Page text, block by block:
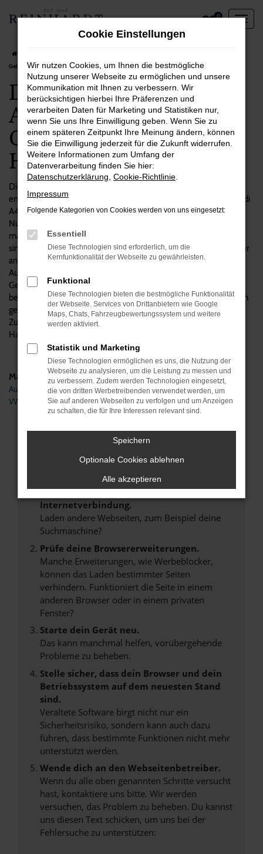
Zum
0
Gebrauchtwagen in Hannover
Das spricht für einen
Audi A4
Gebrauchtwagen in
Hannover
Die Entscheidung zugunsten eines Autos ist immer zugleich
emotional wie vom Verstand geprägt. Das gilt auch für unsere Audi
A4 Gebrauchtwagen, die einerseits einen hohen praktischen
Nutzen aufweisen, andererseits aber auch eine Menge Spaß
machen. Wenn Sie viel in Hannover und Umgebung unterwegs
sind, eignet sich dieses Modell ausgezeichnet und überzeugt unter
anderem durch seine Langlebigkeit und Qualität. Bei Reinhardt
Automobile verstehen wir uns als Experten für Audi
Gebrauchtwagen, was natürlich auch den A4 einschließt. Wir
beraten kompetent und vom Hersteller unabhängig, beantworten
gerne Ihre Fragen und übernehmen auf Wunsch auch den
Zulassungsservice und die Lieferung direkt zu Ihnen nach
Hannover.
Marken
Audi
VW
Fehler: Network Error
Beim Laden ist ein Fehler aufgetreten.
Überprüfe deine Firewall und deine
Internetverbindung.
Laden andere Webseiten, zum Beispiel deine
Suchmaschine?
Prüfe deine Browsererweiterungen.
Manche Erweiterungen, wie Werbeblocker,
können das Laden bestimmter Seiten
verhindern. Funktioniert die Seite in einem
anderen Browser oder in einem privaten
Fenster?
Starte dein Gerät neu.
Das kann manchmal helfen, vorübergehende
Probleme zu beheben.
Stelle sicher, dass dein Browser und dein
Betriebssystem auf dem neuesten Stand
sind.
Veraltete Software birgt nicht nur ein
Sicherheitsrisiko, sondern kann auch dazu
führen, dass bestimmte Funktionen nicht mehr
unterstützt werden.
Wende dich an den Webseitenbetreiber.
Wenn du alle oben genannten Schritte versucht
hast, kontaktiere uns bitte. Wir werden
versuchen, das Problem zu beheben. Du kannst
uns diesen Text schicken, um uns bei der
Fehlersuche zu unterstützen:
Cookie Einstellungen
Wir nutzen Cookies, um Ihnen die bestmögliche
Nutzung unserer Webseite zu ermöglichen und unsere
Kommunikation mit Ihnen zu verbessern. Wir
berücksichtigen hierbei Ihre Präferenzen und
verarbeiten Daten für Marketing und Statistiken nur,
wenn Sie uns Ihre Einwilligung geben. Wenn Sie zu
einem späteren Zeitpunkt Ihre Meinung ändern, können
Sie die Einwilligung jederzeit für die Zukunft widerrufen.
Weitere Informationen zum Umfang der
Datenverarbeitung finden Sie hier:
Datenschutzerklärung Cookie-Richtlinie
Impressum
Folgende Kategorien von Cookies werden von uns eingesetzt:
Essentiell
Diese Technologien sind erforderlich, um die
Kernfunktionalität der Webseite zu gewährleisten.
Funktional
Diese Technologien bieten die bestmögliche Funktionalität
der Webseite. Services von Drittanbietern wie Google
Maps, Chats, Fahrzeugbewertungssystem und weitere
werden aktiviert.
Statistik und Marketing
Diese Technologien ermöglichen es uns, die Nutzung der
Webseite zu analysieren, um die Leistung zu messen und
zu verbessern. Zudem werden Technologien eingesetzt,
die von dritten Werbetreibenden verwendet werden, um
Sie auf anderen Webseiten zu verfolgen und um Anzeigen
zu schalten, die für Ihre Interessen relevant sind.
Speichern
Optionale Cookies ablehnen
Alle akzeptieren